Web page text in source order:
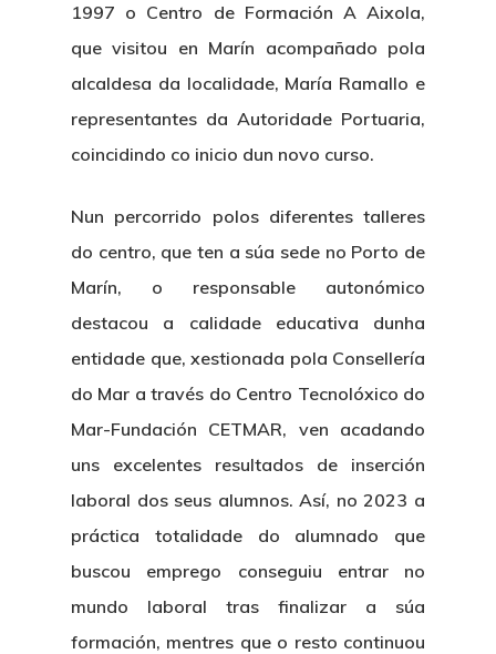
1997 o Centro de Formación A Aixola,
que visitou en Marín acompañado pola
alcaldesa da localidade, María Ramallo e
representantes da Autoridade Portuaria,
coincidindo co inicio dun novo curso.
Nun percorrido polos diferentes talleres
do centro, que ten a súa sede no Porto de
Marín, o responsable autonómico
destacou a calidade educativa dunha
entidade que, xestionada pola Consellería
do Mar a través do Centro Tecnolóxico do
Mar-Fundación CETMAR, ven acadando
uns excelentes resultados de inserción
laboral dos seus alumnos. Así, no 2023 a
práctica totalidade do alumnado que
buscou emprego conseguiu entrar no
mundo laboral tras finalizar a súa
formación, mentres que o resto continuou